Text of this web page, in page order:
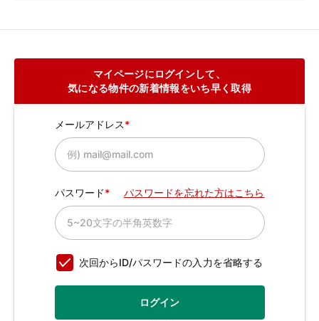
マイページにログインして、
気になる物件の新着情報をいち早く取得
メールアドレス
パスワード パスワードを忘れた方はこちら
次回からID/パスワードの入力を省略する
ログイン